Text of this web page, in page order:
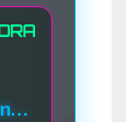
La Nueva Generación Del Sistema